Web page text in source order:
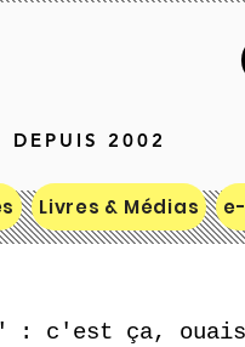
: c'est ça,
DEPUIS 2002
Livres & Médias